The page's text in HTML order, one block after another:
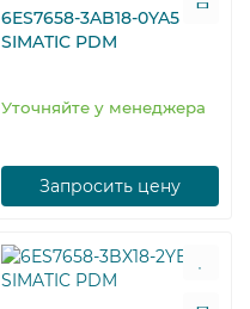
6ES7658-3AB18-0YA5
SIMATIC PDM
Уточняйте у менеджера
Запросить цену